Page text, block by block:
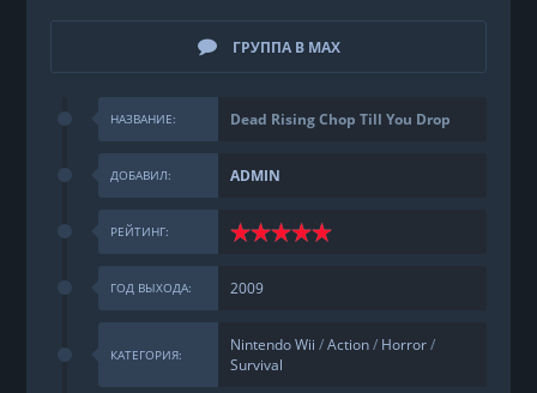
ГРУППА В MAX
НАЗВАНИЕ: Dead Rising Chop Till You Drop
ДОБАВИЛ: ADMIN
РЕЙТИНГ:
ГОД ВЫХОДА: 2009
КАТЕГОРИЯ: Nintendo Wii /Action/ Horror/
Survival